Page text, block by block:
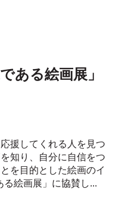
ある絵画展」
援してくれる人を見つ
知り、自分に自信をつ
を目的とした絵画のイ
絵画展」に協賛し...